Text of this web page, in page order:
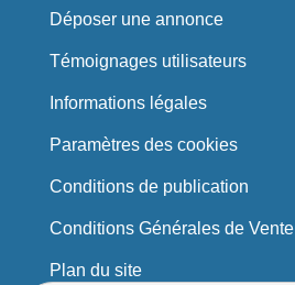
Déposer une annonce
Témoignages utilisateurs
Informations légales
Paramètres des cookies
Conditions de publication
Conditions Générales de Vente
Plan du site